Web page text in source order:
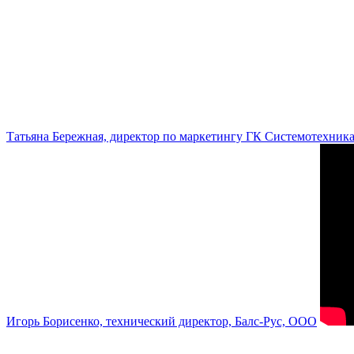
Татьяна Бережная, директор по маркетингу ГК Системотехника
Игорь Борисенко, технический директор, Балс-Рус, ООО